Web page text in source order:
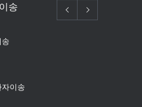
송
이송